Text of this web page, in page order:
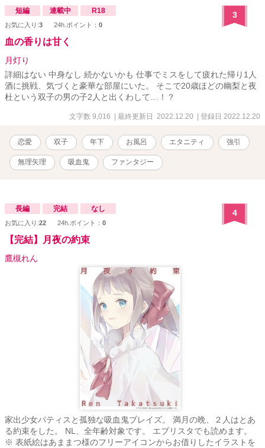
短編 連載中 R18
お気に入り:3 24h.ポイント： 0
3
血の香りは甘く
月灯り
詳細はない 中身なし 続かないかも 仕事でミスをして疲れた帰り1人
酒に挑戦、気づくと豪華な部屋にいた。 そこで20歳ほどの幽梨と夜
杜という双子の男の子2人と出くわして…！？
文字数 9,016 | 最終更新日 2022.12.20 | 登録日 2022.12.20
恋愛 双子 年下 お風呂 エタニティ 強引
無理矢理 吸血鬼 ファンタジー
長編 完結 なし
お気に入り:22 24h.ポイント： 0
4
【完結】月夜の約束
鷹槻れん
家出少女パティスと孤独な吸血鬼ブレイズ。 満月の晩、２人はとあ
る約束をした。 NL、全年齢対象です。 エブリスタでも読めます。
※ 表紙絵はあままつ様のフリーアイコンからお借りしたイラストを